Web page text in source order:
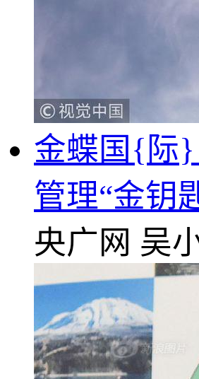
金蝶国{际}
管理“金钥
央广网 吴